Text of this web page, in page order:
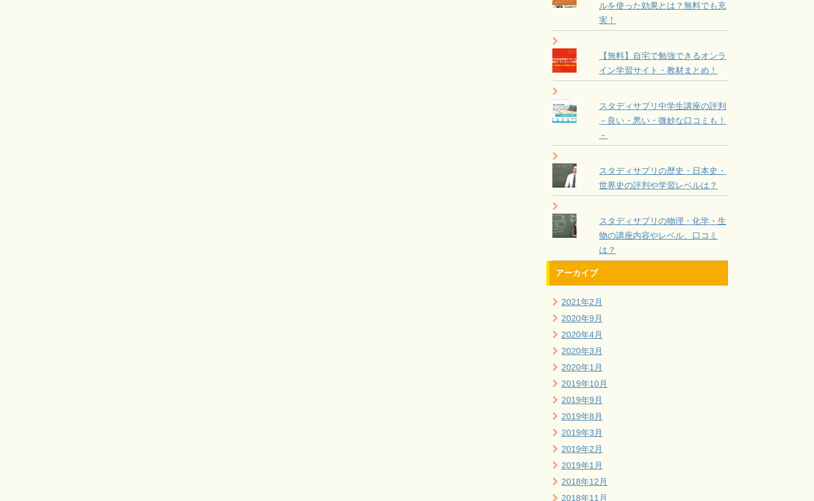
ルを使った効果とは？無料でも充
実！
【無料】自宅で勉強できるオンラ
イン学習サイト・教材まとめ！
スタディサプリ中学生講座の評判
－良い・悪い・微妙な口コミも！
－
スタディサプリの歴史・日本史・
世界史の評判や学習レベルは？
スタディサプリの物理・化学・生
物の講座内容やレベル、口コミ
は？
アーカイブ
2021年2月
2020年9月
2020年4月
2020年3月
2020年1月
2019年10月
2019年9月
2019年8月
2019年3月
2019年2月
2019年1月
2018年12月
2018年11月